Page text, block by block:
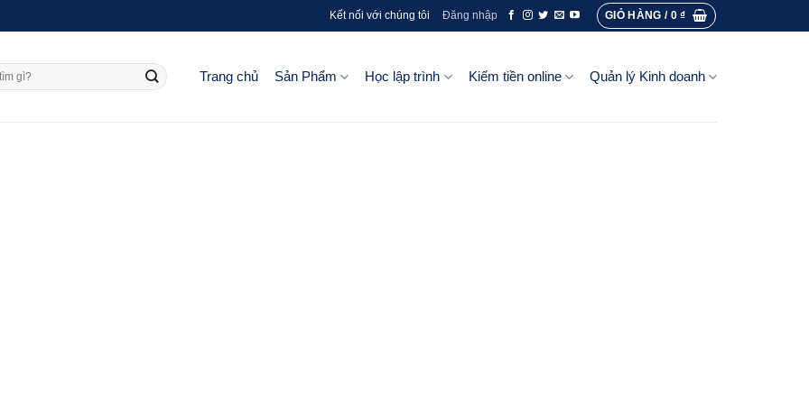
Kết nối với chúng tôi Đăng nhập GIỎ HÀNG / 0₫
Trang chủ Sản Phẩm Học lập trình Kiếm tiền online Quản lý Kinh doanh